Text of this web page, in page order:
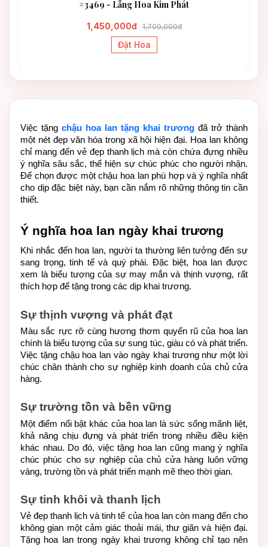
#3469 - Lẵng Hoa Kim Phát
1,450,000đ 1,700,000đ
Đặt Hoa
Việc tặng chậu hoa lan tặng khai trương đã trở thành
một nét đẹp văn hóa trong xã hội hiện đại. Hoa lan không
chỉ mang đến vẻ đẹp thanh lịch mà còn chứa đựng nhiều
ý nghĩa sâu sắc, thể hiện sự chúc phúc cho người nhận.
Để chọn được một chậu hoa lan phù hợp và ý nghĩa nhất
cho dịp đặc biệt này, bạn cần nắm rõ những thông tin cần
thiết.
Ý nghĩa hoa lan ngày khai trương
Khi nhắc đến hoa lan, người ta thường liên tưởng đến sự
sang trọng, tinh tế và quý phái. Đặc biệt, hoa lan được
xem là biểu tượng của sự may mắn và thịnh vượng, rất
thích hợp để tặng trong các dịp khai trương.
Sự thịnh vượng và phát đạt
Màu sắc rực rỡ cùng hương thơm quyến rũ của hoa lan
chính là biểu tượng của sự sung túc, giàu có và phát triển.
Việc tặng chậu hoa lan vào ngày khai trương như một lời
chúc chân thành cho sự nghiệp kinh doanh của chủ cửa
hàng.
Sự trường tồn và bền vững
Một điểm nổi bật khác của hoa lan là sức sống mãnh liệt,
khả năng chịu đựng và phát triển trong nhiều điều kiện
khác nhau. Do đó, việc tặng hoa lan cũng mang ý nghĩa
chúc phúc cho sự nghiệp của chủ cửa hàng luôn vững
vàng, trường tồn và phát triển mạnh mẽ theo thời gian.
Sự tinh khôi và thanh lịch
Vẻ đẹp thanh lịch và tinh tế của hoa lan còn mang đến cho
không gian một cảm giác thoải mái, thư giãn và hiện đại.
Tặng hoa lan trong ngày khai trương không chỉ tạo nên